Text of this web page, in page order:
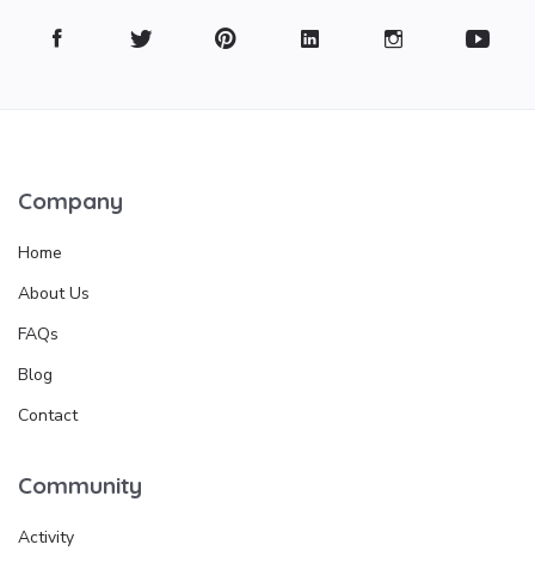
Company
Home
About Us
FAQs
Blog
Contact
Community
Activity